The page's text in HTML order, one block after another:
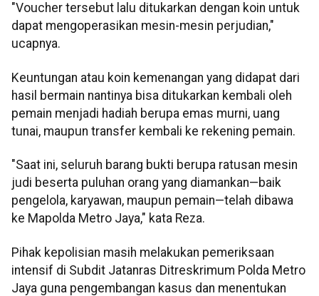
"Voucher tersebut lalu ditukarkan dengan koin untuk
dapat mengoperasikan mesin-mesin perjudian,"
ucapnya.
Keuntungan atau koin kemenangan yang didapat dari
hasil bermain nantinya bisa ditukarkan kembali oleh
pemain menjadi hadiah berupa emas murni, uang
tunai, maupun transfer kembali ke rekening pemain.
"​Saat ini, seluruh barang bukti berupa ratusan mesin
judi beserta puluhan orang yang diamankan—baik
pengelola, karyawan, maupun pemain—telah dibawa
ke Mapolda Metro Jaya," kata Reza.
Pihak kepolisian masih melakukan pemeriksaan
intensif di Subdit Jatanras Ditreskrimum Polda Metro
Jaya guna pengembangan kasus dan menentukan